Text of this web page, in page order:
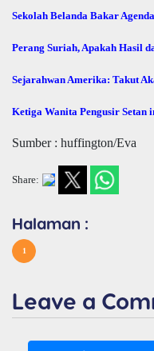
Sekolah Belanda Bakar
Perang Suriah, Apakah Hasil
Sejarahwan Amerika: Takut
Ketiga Wanita Pengusir
Sumber : huffington/Eva
Share:
Halaman :
1
Leave a